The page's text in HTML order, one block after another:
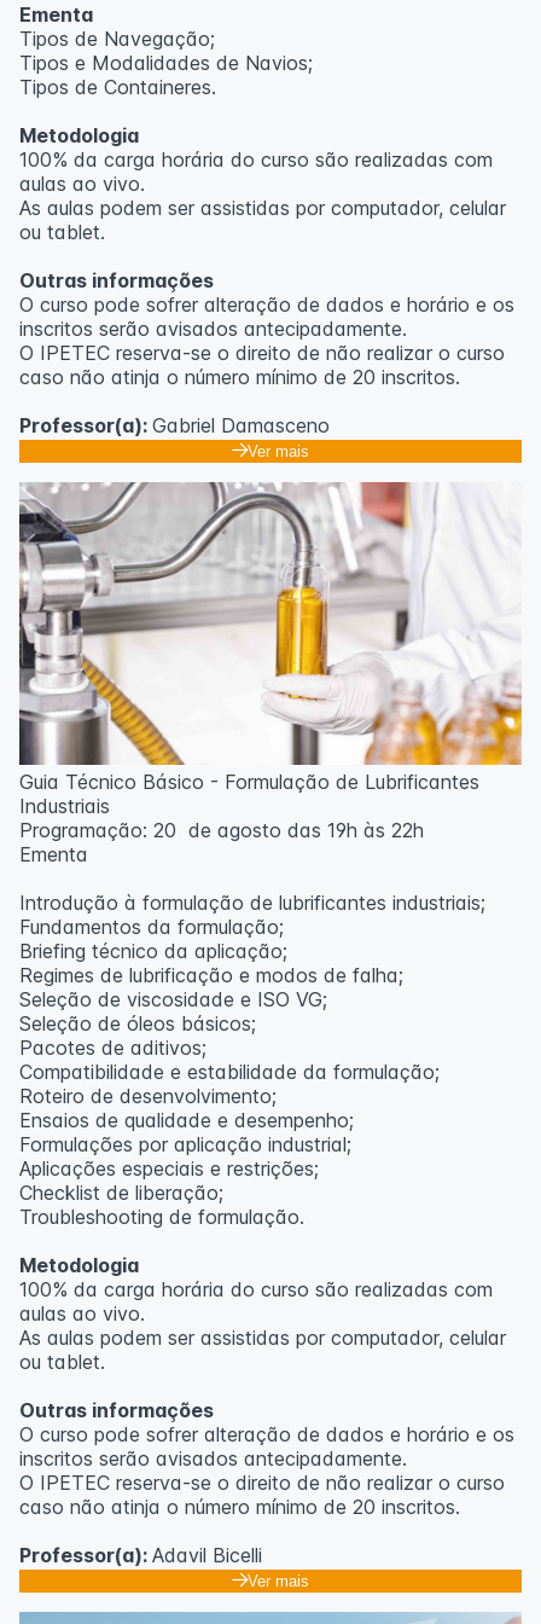
aulas ao vivo.
Outras informações
inscritos serão avisados ​​antecipadamente.
O IPETEC reserva-se o direito de não realizar o curso
caso não atinja o número mínimo de 20 inscritos.
Professora:
Ementa
Tipos de Navegação;
Tipos e Modalidades de Navios;
Tipos de Containeres.
Metodologia
100% da carga horária do curso são realizadas com
aulas ao vivo.
As aulas podem ser assistidas por computador, celular
ou tablet.
Outras informações
O curso pode sofrer alteração de dados e horário e os
inscritos serão avisados ​​antecipadamente.
O IPETEC reserva-se o direito de não realizar o curso
caso não atinja o número mínimo de 20 inscritos.
Professor(a): Gabriel Damasceno
Ver mais
Guia Técnico Básico - Formulação de Lubrificantes
Industriais
Programação: 20 de agosto das 19h às 22h
Ementa
Introdução à formulação de lubrificantes industriais;
Fundamentos da formulação;
Briefing técnico da aplicação;
Regimes de lubrificação e modos de falha;
Seleção de viscosidade e ISO VG;
Seleção de óleos básicos;
Pacotes de aditivos;
Compatibilidade e estabilidade da formulação;
Roteiro de desenvolvimento;
Ensaios de qualidade e desempenho;
Formulações por aplicação industrial;
Aplicações especiais e restrições;
Checklist de liberação;
Troubleshooting de formulação.
Metodologia
100% da carga horária do curso são realizadas com
aulas ao vivo.
As aulas podem ser assistidas por computador, celular
ou tablet.
Outras informações
O curso pode sofrer alteração de dados e horário e os
inscritos serão avisados ​​antecipadamente.
O IPETEC reserva-se o direito de não realizar o curso
caso não atinja o número mínimo de 20 inscritos.
Professor(a): Adavil Bicelli
Ver mais